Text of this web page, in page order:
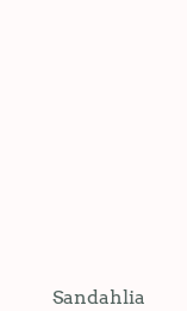
Sandahlia